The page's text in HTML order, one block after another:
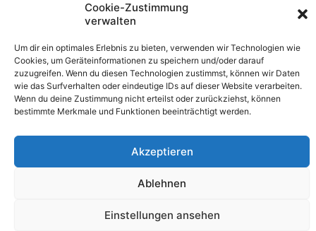
Cookie-Zustimmung
verwalten
Um dir ein optimales Erlebnis zu bieten, verwenden wir Technologien wie
Cookies, um Geräteinformationen zu speichern und/oder darauf
zuzugreifen. Wenn du diesen Technologien zustimmst, können wir Daten
wie das Surfverhalten oder eindeutige IDs auf dieser Website verarbeiten.
Wenn du deine Zustimmung nicht erteilst oder zurückziehst, können
bestimmte Merkmale und Funktionen beeinträchtigt werden.
Akzeptieren
Ablehnen
Einstellungen ansehen
von Tanja Feuerherz